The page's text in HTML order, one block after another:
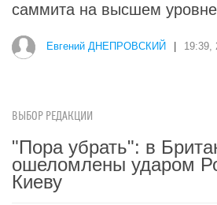
саммита на высшем
Евгений ДНЕПРОВСКИЙ 19:39,
ВЫБОР РЕДАКЦИИ
"Пора убрать": в
ошеломлены ударом
Киеву